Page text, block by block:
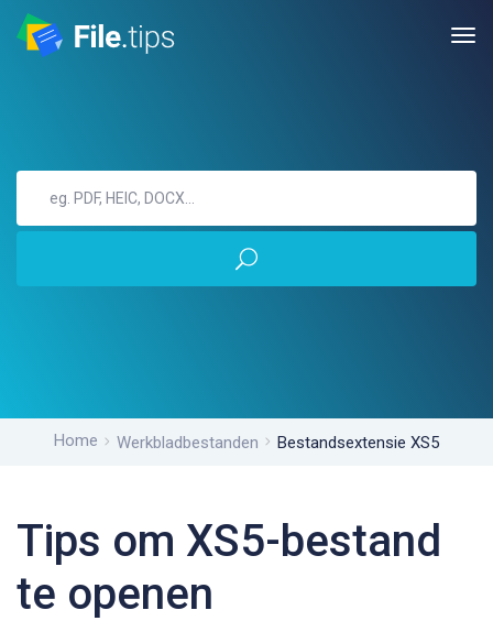
Home Werkbladbestanden Bestandsextensie XS5
Tips om XS5-bestand
te openen